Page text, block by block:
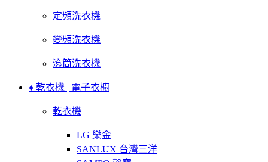
定頻洗衣機
變頻洗衣機
滾筒洗衣機
♦ 乾衣機 | 電子衣櫥
乾衣機
LG 樂金
SANLUX 台灣三洋